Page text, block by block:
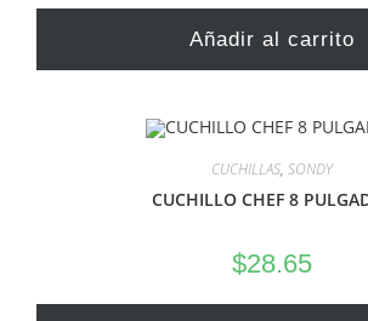
Añadir al carrito
CUCHILLAS, SONDY
CUCHILLO CHEF 8
$28.65